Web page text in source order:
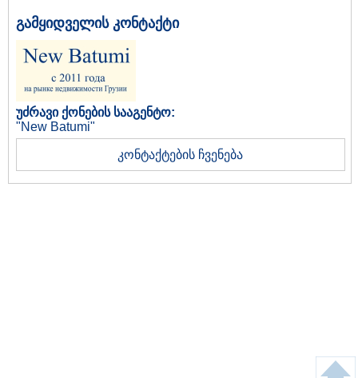
გამყიდველის კონტაქტი
უძრავი ქონების სააგენტო:
"New Batumi"
კონტაქტების ჩვენება